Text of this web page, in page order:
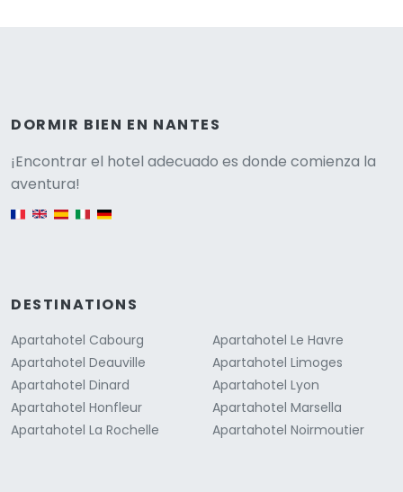
DORMIR BIEN EN NANTES
¡Encontrar el hotel adecuado es donde comienza la
aventura!
DESTINATIONS
Apartahotel Cabourg
Apartahotel Deauville
Apartahotel Dinard
Apartahotel Honfleur
Apartahotel La Rochelle
Apartahotel Le Havre
Apartahotel Limoges
Apartahotel Lyon
Apartahotel Marsella
Apartahotel Noirmoutier